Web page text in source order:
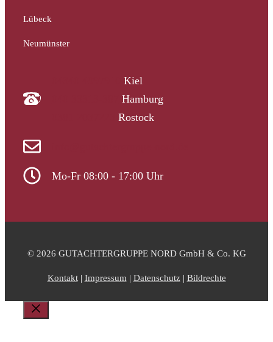
Lübeck
Neumünster
Kiel
Hamburg
Rostock
Mo-Fr 08:00 - 17:00 Uhr
© 2026 GUTACHTERGRUPPE NORD GmbH & Co. KG
Kontakt| Impressum | Datenschutz| Bildrechte
Schließen